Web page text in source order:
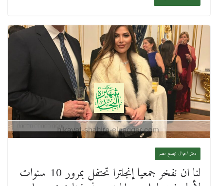
دفتر احوال مجتمع مصر
لنا ان نفخر جمعيا إنجلترا تحتفل بمرور 10 سنوات